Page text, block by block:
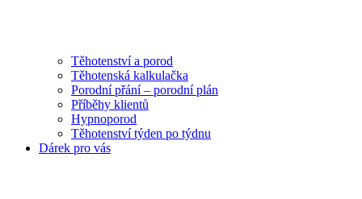
Těhotenství a porod
Těhotenská kalkulačka
Porodní přání – porodní plán
Příběhy klientů
Hypnoporod
Těhotenství týden po týdnu
Dárek pro vás